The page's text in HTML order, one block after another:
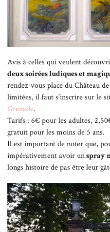
Avis à celles qui veulent
deux soirées ludiques et
rendez-vous place du Château
limitées, il faut s’inscrire sur le
Grenade.
Tarifs : 6€ pour les adultes,
gratuit pour les moins de 5 ans.
Il est important de noter que,
impérativement avoir unspray
longs histoire de pas être leur